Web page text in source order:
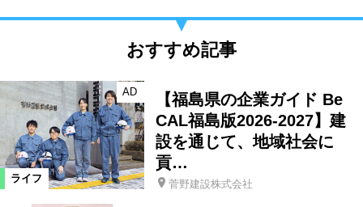
おすすめ記事
ライフ
AD
【福島県の企業ガイド Be
CAL福島版2026-2027】建
設を通じて、地域社会に
貢…
菅野建設株式会社